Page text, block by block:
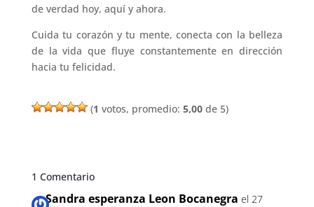
de verdad hoy, aquí y ahora.
Cuida tu corazón y tu mente, conecta con la belleza
de la vida que fluye constantemente en dirección
hacia tu felicidad.
(1 votos, promedio: 5,00de 5)
1 Comentario
Sandra esperanza Leon Bocanegra el 27